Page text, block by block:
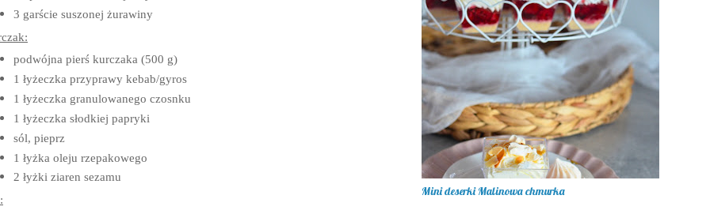
3 garście suszonej żurawiny
podwójna pierś kurczaka (500 g)
1 łyżeczka przyprawy kebab/gyros
1 łyżeczka granulowanego czosnku
1 łyżeczka słodkiej papryki
sól, pieprz
1 łyżka oleju rzepakowego
2 łyżki ziaren sezamu
Mini deserki Malinowa chmurka